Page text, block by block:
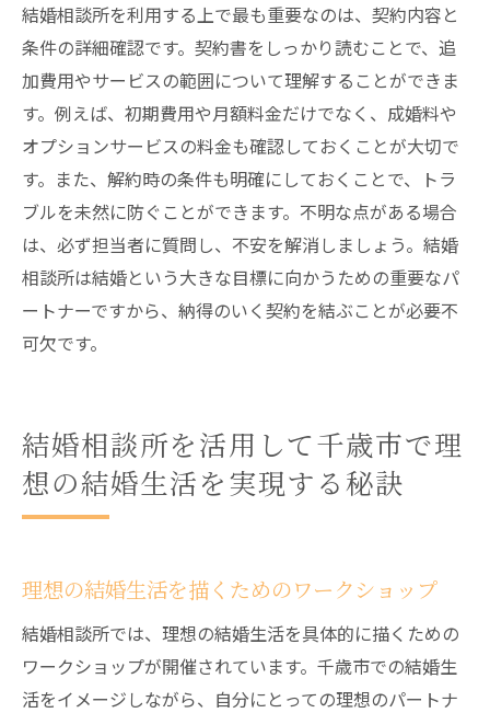
結婚相談所を利用する上で最も重要なのは、契約内容と
条件の詳細確認です。契約書をしっかり読むことで、追
加費用やサービスの範囲について理解することができま
す。例えば、初期費用や月額料金だけでなく、成婚料や
オプションサービスの料金も確認しておくことが大切で
す。また、解約時の条件も明確にしておくことで、トラ
ブルを未然に防ぐことができます。不明な点がある場合
は、必ず担当者に質問し、不安を解消しましょう。結婚
相談所は結婚という大きな目標に向かうための重要なパ
ートナーですから、納得のいく契約を結ぶことが必要不
可欠です。
結婚相談所を活用して千歳市で理
想の結婚生活を実現する秘訣
理想の結婚生活を描くためのワークショップ
結婚相談所では、理想の結婚生活を具体的に描くための
ワークショップが開催されています。千歳市での結婚生
活をイメージしながら、自分にとっての理想のパートナ